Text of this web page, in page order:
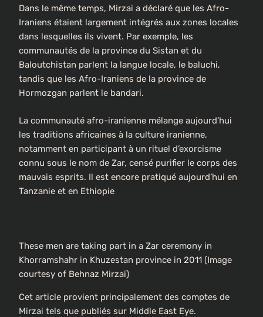
Dans le même temps, Mirzai a déclaré que les Afro-
Iraniens étaient largement intégrés aux zones locales
dans lesquelles ils vivent. Par exemple, les
communautés de la province du Sistan et du
Baloutchistan parlent la langue locale, le baluchi,
tandis que les Afro-Iraniens de la province de
Hormozgan parlent le bandari.
La communauté afro-iranienne mélange aujourd’hui
les traditions africaines à la culture iranienne,
notamment en participant à un rituel d’exorcisme
connu sous le nom de Zar, censé purifier le corps des
mauvais esprits. Il est encore pratiqué aujourd’hui en
Tanzanie et en Ethiopie
These men are taking part in a Zar ceremony in
Khorramshahr in Khuzestan province in 2011 (Image
courtesy of Behnaz Mirzai)
Cet article provient principalement des comptes de
Mirzai tels que publiés sur Middle East Eye.